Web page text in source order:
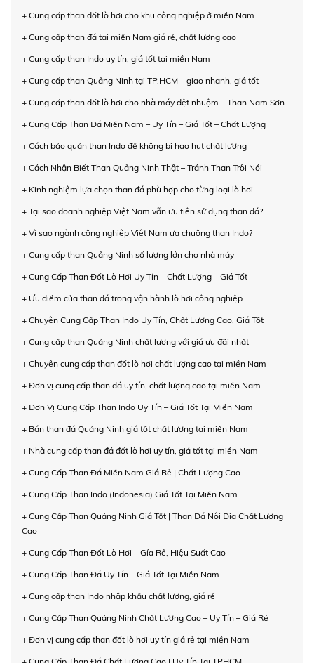
+ Cung cấp than đốt lò hơi cho khu công nghiệp ở miền Nam
+ Cung cấp than đá tại miền Nam giá rẻ, chất lượng cao
+ Cung cấp than Indo uy tín, giá tốt tại miền Nam
+ Cung cấp than Quảng Ninh tại TP.HCM – giao nhanh, giá tốt
+ Cung cấp than đốt lò hơi cho nhà máy dệt nhuộm – Than Nam Sơn
+ Cung Cấp Than Đá Miền Nam – Uy Tín – Giá Tốt – Chất Lượng
+ Cách bảo quản than Indo để không bị hao hụt chất lượng
+ Cách Nhận Biết Than Quảng Ninh Thật – Tránh Than Trôi Nổi
+ Kinh nghiệm lựa chọn than đá phù hợp cho từng loại lò hơi
+ Tại sao doanh nghiệp Việt Nam vẫn ưu tiên sử dụng than đá?
+ Vì sao ngành công nghiệp Việt Nam ưa chuộng than Indo?
+ Cung cấp than Quảng Ninh số lượng lớn cho nhà máy
+ Cung Cấp Than Đốt Lò Hơi Uy Tín – Chất Lượng – Giá Tốt
+ Ưu điểm của than đá trong vận hành lò hơi công nghiệp
+ Chuyên Cung Cấp Than Indo Uy Tín, Chất Lượng Cao, Giá Tốt
+ Cung cấp than Quảng Ninh chất lượng với giá ưu đãi nhất
+ Chuyên cung cấp than đốt lò hơi chất lượng cao tại miền Nam
+ Đơn vị cung cấp than đá uy tín, chất lượng cao tại miền Nam
+ Đơn Vị Cung Cấp Than Indo Uy Tín – Giá Tốt Tại Miền Nam
+ Bán than đá Quảng Ninh giá tốt chất lượng tại miền Nam
+ Nhà cung cấp than đá đốt lò hơi uy tín, giá tốt tại miền Nam
+ Cung Cấp Than Đá Miền Nam Giá Rẻ | Chất Lượng Cao
+ Cung Cấp Than Indo (Indonesia) Giá Tốt Tại Miền Nam
+ Cung Cấp Than Quảng Ninh Giá Tốt | Than Đá Nội Địa Chất Lượng
Cao
+ Cung Cấp Than Đốt Lò Hơi – Gía Rẻ, Hiệu Suất Cao
+ Cung Cấp Than Đá Uy Tín – Giá Tốt Tại Miền Nam
+ Cung cấp than Indo nhập khẩu chất lượng, giá rẻ
+ Cung Cấp Than Quảng Ninh Chất Lượng Cao – Uy Tín – Giá Rẻ
+ Đơn vị cung cấp than đốt lò hơi uy tín giá rẻ tại miền Nam